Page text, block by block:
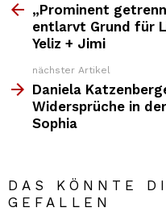
Top
News
„Prominent
entlarvt Grund für
Yeliz + Jimi
nächster Artikel
Daniela
Widersprüche in
Sophia
DAS KÖNNTE
GEFALLEN